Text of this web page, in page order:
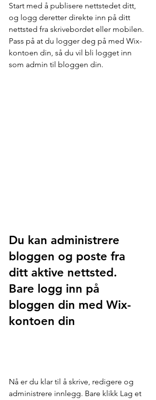
Start med å publisere nettstedet ditt,
og logg deretter direkte inn på ditt
nettsted fra skrivebordet eller mobilen.
Pass på at du logger deg på med Wix-
kontoen din, så du vil bli logget inn
som admin til bloggen din.
Du kan administrere
bloggen og poste fra
ditt aktive nettsted.
Bare logg inn på
bloggen din med Wix-
kontoen din
Nå er du klar til å skrive, redigere og
administrere innlegg. Bare klikk Lag et